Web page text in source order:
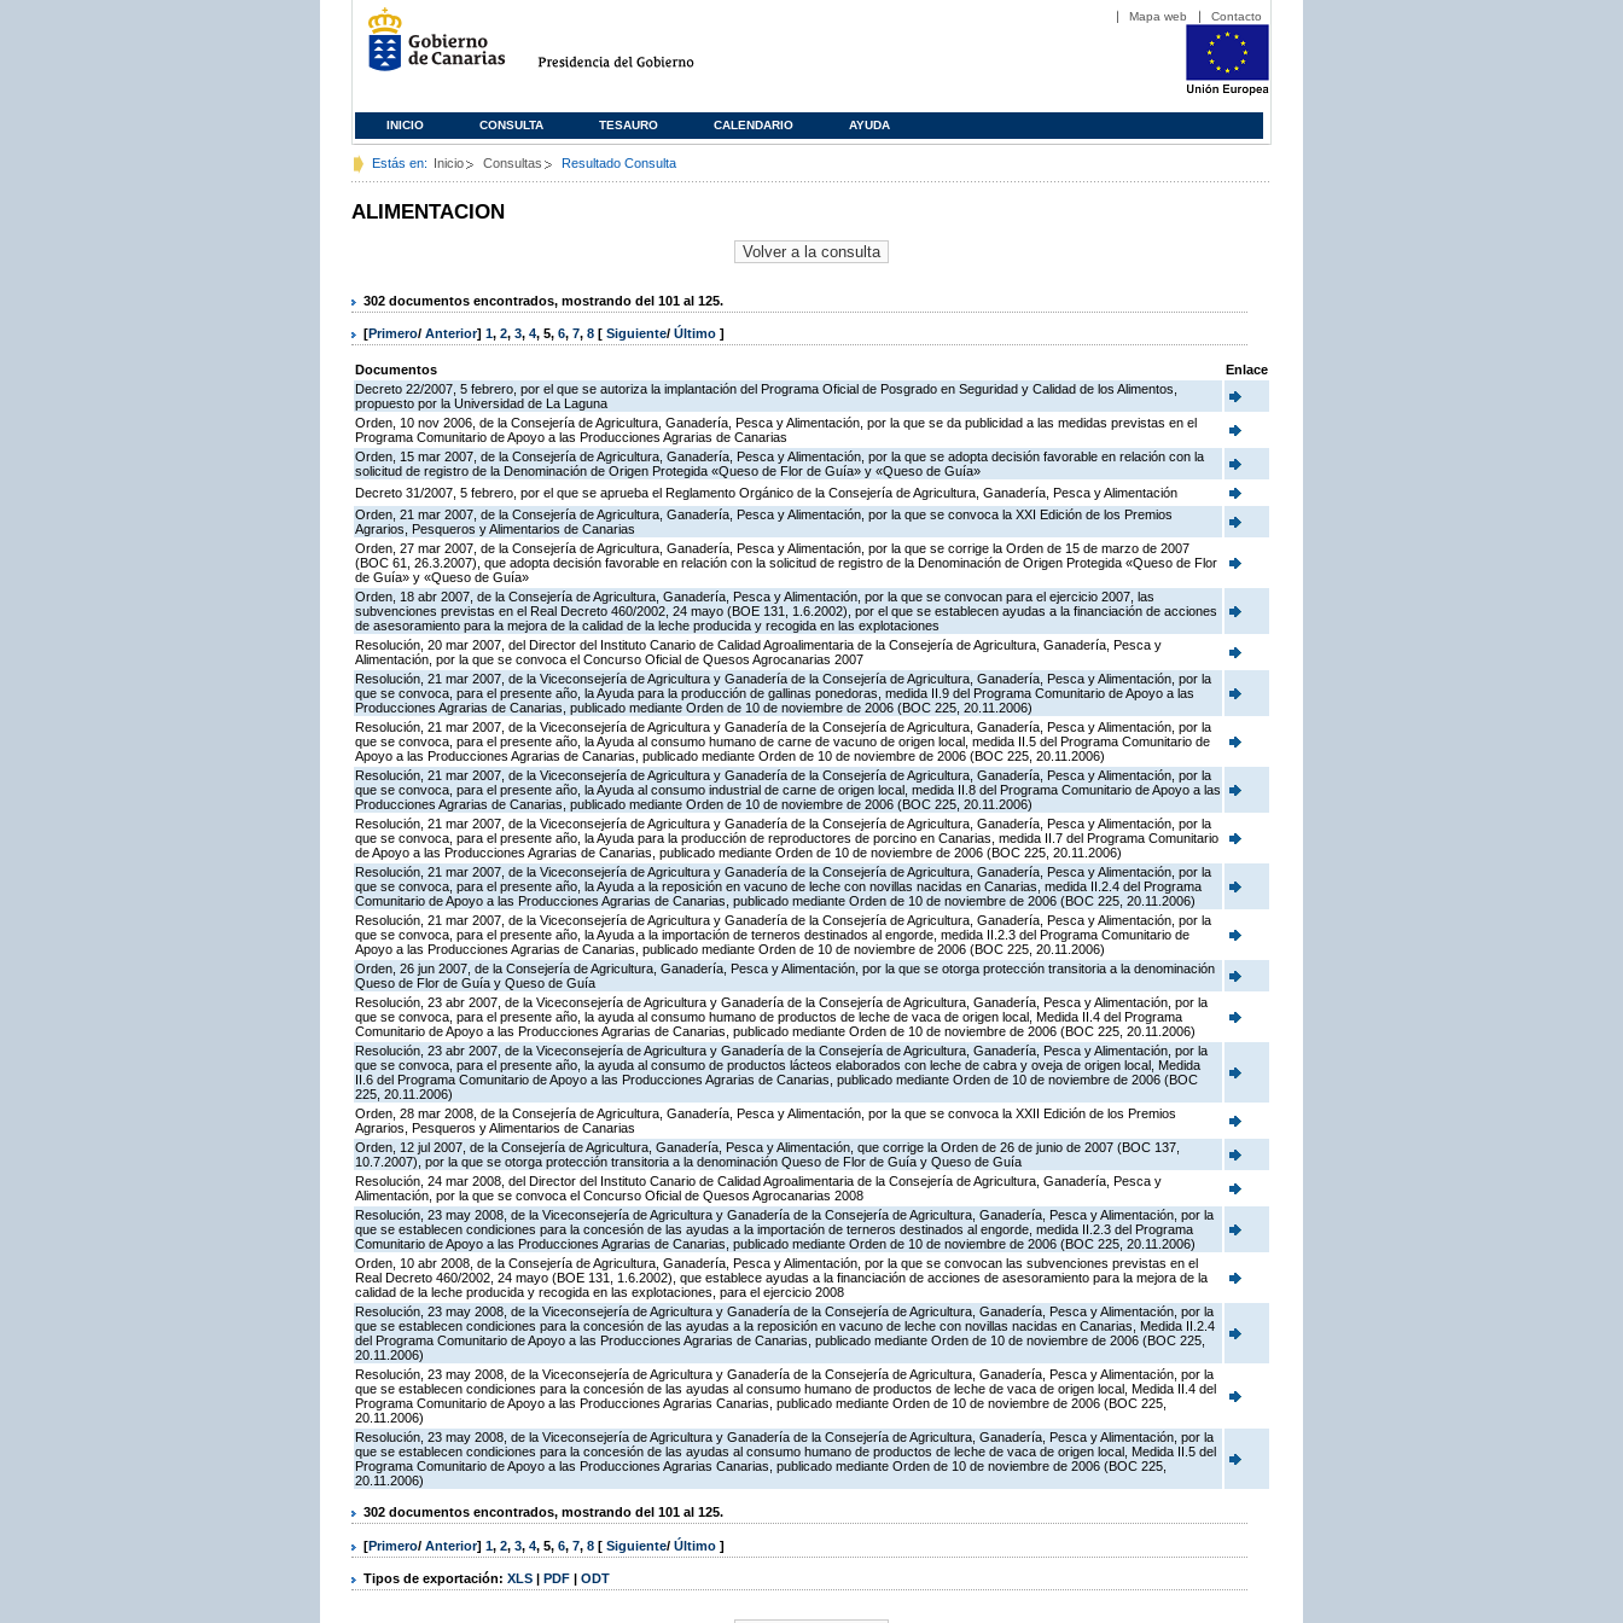
Mapa web Contacto
INICIO CONSULTA TESAURO CALENDARIO AYUDA
Estás en: Inicio Consultas Resultado Consulta
ALIMENTACION
302 documentos encontrados, mostrando del 101 al 125.
[Primero/ Anterior] 1, 2, 3, 4, 5, 6, 7, 8 [ Siguiente/ Último ]
Documentos
Enlace
Decreto 22/2007, 5 febrero, por el que se autoriza la implantación del Programa Oficial de Posgrado en Seguridad y Calidad de los Alimentos,
propuesto por la Universidad de La Laguna
Orden, 10 nov 2006, de la Consejería de Agricultura, Ganadería, Pesca y Alimentación, por la que se da publicidad a las medidas previstas en el
Programa Comunitario de Apoyo a las Producciones Agrarias de Canarias
Orden, 15 mar 2007, de la Consejería de Agricultura, Ganadería, Pesca y Alimentación, por la que se adopta decisión favorable en relación con la
solicitud de registro de la Denominación de Origen Protegida «Queso de Flor de Guía» y «Queso de Guía»
Decreto 31/2007, 5 febrero, por el que se aprueba el Reglamento Orgánico de la Consejería de Agricultura, Ganadería, Pesca y Alimentación
Orden, 21 mar 2007, de la Consejería de Agricultura, Ganadería, Pesca y Alimentación, por la que se convoca la XXI Edición de los Premios
Agrarios, Pesqueros y Alimentarios de Canarias
Orden, 27 mar 2007, de la Consejería de Agricultura, Ganadería, Pesca y Alimentación, por la que se corrige la Orden de 15 de marzo de 2007
(BOC 61, 26.3.2007), que adopta decisión favorable en relación con la solicitud de registro de la Denominación de Origen Protegida «Queso de Flor
de Guía» y «Queso de Guía»
Orden, 18 abr 2007, de la Consejería de Agricultura, Ganadería, Pesca y Alimentación, por la que se convocan para el ejercicio 2007, las
subvenciones previstas en el Real Decreto 460/2002, 24 mayo (BOE 131, 1.6.2002), por el que se establecen ayudas a la financiación de acciones
de asesoramiento para la mejora de la calidad de la leche producida y recogida en las explotaciones
Resolución, 20 mar 2007, del Director del Instituto Canario de Calidad Agroalimentaria de la Consejería de Agricultura, Ganadería, Pesca y
Alimentación, por la que se convoca el Concurso Oficial de Quesos Agrocanarias 2007
Resolución, 21 mar 2007, de la Viceconsejería de Agricultura y Ganadería de la Consejería de Agricultura, Ganadería, Pesca y Alimentación, por la
que se convoca, para el presente año, la Ayuda para la producción de gallinas ponedoras, medida II.9 del Programa Comunitario de Apoyo a las
Producciones Agrarias de Canarias, publicado mediante Orden de 10 de noviembre de 2006 (BOC 225, 20.11.2006)
Resolución, 21 mar 2007, de la Viceconsejería de Agricultura y Ganadería de la Consejería de Agricultura, Ganadería, Pesca y Alimentación, por la
que se convoca, para el presente año, la Ayuda al consumo humano de carne de vacuno de origen local, medida II.5 del Programa Comunitario de
Apoyo a las Producciones Agrarias de Canarias, publicado mediante Orden de 10 de noviembre de 2006 (BOC 225, 20.11.2006)
Resolución, 21 mar 2007, de la Viceconsejería de Agricultura y Ganadería de la Consejería de Agricultura, Ganadería, Pesca y Alimentación, por la
que se convoca, para el presente año, la Ayuda al consumo industrial de carne de origen local, medida II.8 del Programa Comunitario de Apoyo a las
Producciones Agrarias de Canarias, publicado mediante Orden de 10 de noviembre de 2006 (BOC 225, 20.11.2006)
Resolución, 21 mar 2007, de la Viceconsejería de Agricultura y Ganadería de la Consejería de Agricultura, Ganadería, Pesca y Alimentación, por la
que se convoca, para el presente año, la Ayuda para la producción de reproductores de porcino en Canarias, medida II.7 del Programa Comunitario
de Apoyo a las Producciones Agrarias de Canarias, publicado mediante Orden de 10 de noviembre de 2006 (BOC 225, 20.11.2006)
Resolución, 21 mar 2007, de la Viceconsejería de Agricultura y Ganadería de la Consejería de Agricultura, Ganadería, Pesca y Alimentación, por la
que se convoca, para el presente año, la Ayuda a la reposición en vacuno de leche con novillas nacidas en Canarias, medida II.2.4 del Programa
Comunitario de Apoyo a las Producciones Agrarias de Canarias, publicado mediante Orden de 10 de noviembre de 2006 (BOC 225, 20.11.2006)
Resolución, 21 mar 2007, de la Viceconsejería de Agricultura y Ganadería de la Consejería de Agricultura, Ganadería, Pesca y Alimentación, por la
que se convoca, para el presente año, la Ayuda a la importación de terneros destinados al engorde, medida II.2.3 del Programa Comunitario de
Apoyo a las Producciones Agrarias de Canarias, publicado mediante Orden de 10 de noviembre de 2006 (BOC 225, 20.11.2006)
Orden, 26 jun 2007, de la Consejería de Agricultura, Ganadería, Pesca y Alimentación, por la que se otorga protección transitoria a la denominación
Queso de Flor de Guía y Queso de Guía
Resolución, 23 abr 2007, de la Viceconsejería de Agricultura y Ganadería de la Consejería de Agricultura, Ganadería, Pesca y Alimentación, por la
que se convoca, para el presente año, la ayuda al consumo humano de productos de leche de vaca de origen local, Medida II.4 del Programa
Comunitario de Apoyo a las Producciones Agrarias de Canarias, publicado mediante Orden de 10 de noviembre de 2006 (BOC 225, 20.11.2006)
Resolución, 23 abr 2007, de la Viceconsejería de Agricultura y Ganadería de la Consejería de Agricultura, Ganadería, Pesca y Alimentación, por la
que se convoca, para el presente año, la ayuda al consumo de productos lácteos elaborados con leche de cabra y oveja de origen local, Medida
II.6 del Programa Comunitario de Apoyo a las Producciones Agrarias de Canarias, publicado mediante Orden de 10 de noviembre de 2006 (BOC
225, 20.11.2006)
Orden, 28 mar 2008, de la Consejería de Agricultura, Ganadería, Pesca y Alimentación, por la que se convoca la XXII Edición de los Premios
Agrarios, Pesqueros y Alimentarios de Canarias
Orden, 12 jul 2007, de la Consejería de Agricultura, Ganadería, Pesca y Alimentación, que corrige la Orden de 26 de junio de 2007 (BOC 137,
10.7.2007), por la que se otorga protección transitoria a la denominación Queso de Flor de Guía y Queso de Guía
Resolución, 24 mar 2008, del Director del Instituto Canario de Calidad Agroalimentaria de la Consejería de Agricultura, Ganadería, Pesca y
Alimentación, por la que se convoca el Concurso Oficial de Quesos Agrocanarias 2008
Resolución, 23 may 2008, de la Viceconsejería de Agricultura y Ganadería de la Consejería de Agricultura, Ganadería, Pesca y Alimentación, por la
que se establecen condiciones para la concesión de las ayudas a la importación de terneros destinados al engorde, medida II.2.3 del Programa
Comunitario de Apoyo a las Producciones Agrarias de Canarias, publicado mediante Orden de 10 de noviembre de 2006 (BOC 225, 20.11.2006)
Orden, 10 abr 2008, de la Consejería de Agricultura, Ganadería, Pesca y Alimentación, por la que se convocan las subvenciones previstas en el
Real Decreto 460/2002, 24 mayo (BOE 131, 1.6.2002), que establece ayudas a la financiación de acciones de asesoramiento para la mejora de la
calidad de la leche producida y recogida en las explotaciones, para el ejercicio 2008
Resolución, 23 may 2008, de la Viceconsejería de Agricultura y Ganadería de la Consejería de Agricultura, Ganadería, Pesca y Alimentación, por la
que se establecen condiciones para la concesión de las ayudas a la reposición en vacuno de leche con novillas nacidas en Canarias, Medida II.2.4
del Programa Comunitario de Apoyo a las Producciones Agrarias de Canarias, publicado mediante Orden de 10 de noviembre de 2006 (BOC 225,
20.11.2006)
Resolución, 23 may 2008, de la Viceconsejería de Agricultura y Ganadería de la Consejería de Agricultura, Ganadería, Pesca y Alimentación, por la
que se establecen condiciones para la concesión de las ayudas al consumo humano de productos de leche de vaca de origen local, Medida II.4 del
Programa Comunitario de Apoyo a las Producciones Agrarias Canarias, publicado mediante Orden de 10 de noviembre de 2006 (BOC 225,
20.11.2006)
Resolución, 23 may 2008, de la Viceconsejería de Agricultura y Ganadería de la Consejería de Agricultura, Ganadería, Pesca y Alimentación, por la
que se establecen condiciones para la concesión de las ayudas al consumo humano de productos de leche de vaca de origen local, Medida II.5 del
Programa Comunitario de Apoyo a las Producciones Agrarias Canarias, publicado mediante Orden de 10 de noviembre de 2006 (BOC 225,
20.11.2006)
302 documentos encontrados, mostrando del 101 al 125.
[Primero/ Anterior] 1, 2, 3, 4, 5, 6, 7, 8 [ Siguiente/ Último ]
Tipos de exportación: XLS | PDF | ODT